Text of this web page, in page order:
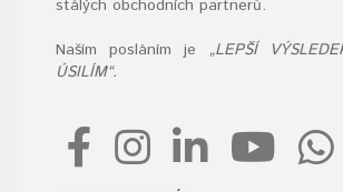
stálých obchodních partnerů.
Naším posláním je „LEPŠÍ
ÚSILÍM“.